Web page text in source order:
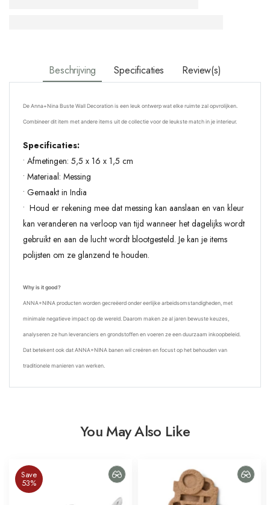
Beschrijving Specificaties Review(s)
De Anna+Nina Buste Wall Decoration is een leuk ontwerp wat elke ruimte zal opvrolijken.
Combineer dit item met andere items uit de collectie voor de leukste match in je interieur.
Specificaties:
• Afmetingen: 5,5 x 16 x 1,5 cm
• Materiaal: Messing
• Gemaakt in India
• Houd er rekening mee dat messing kan aanslaan en van kleur
kan veranderen na verloop van tijd wanneer het dagelijks wordt
gebruikt en aan de lucht wordt blootgesteld. Je kan je items
polijsten om ze glanzend te houden.
Why is it good?
ANNA+NINA producten worden gecreëerd onder eerlijke arbeidsomstandigheden, met
minimale negatieve impact op de wereld. Daarom maken ze al jaren bewuste keuzes,
analyseren ze hun leveranciers en grondstoffen en voeren ze een duurzaam inkoopbeleid.
Dat betekent ook dat ANNA+NINA banen wil creëren en focust op het behouden van
traditionele manieren van werken.
You May Also Like
Save
53%